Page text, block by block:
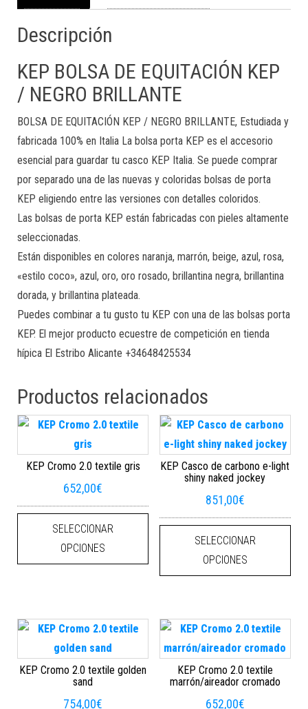
Descripción
KEP BOLSA DE EQUITACIÓN KEP
/ NEGRO BRILLANTE
BOLSA DE EQUITACIÓN KEP / NEGRO BRILLANTE, Estudiada y
fabricada 100% en Italia La bolsa porta KEP es el accesorio
esencial para guardar tu casco KEP Italia. Se puede comprar
por separado una de las nuevas y coloridas bolsas de porta
KEP eligiendo entre las versiones con detalles coloridos.
Las bolsas de porta KEP están fabricadas con pieles altamente
seleccionadas.
Están disponibles en colores naranja, marrón, beige, azul, rosa,
«estilo coco», azul, oro, oro rosado, brillantina negra, brillantina
dorada, y brillantina plateada.
Puedes combinar a tu gusto tu KEP con una de las bolsas porta
KEP. El mejor producto ecuestre de competición en tienda
hípica El Estribo Alicante +34648425534
Productos relacionados
KEP Cromo 2.0 textile gris
652,00€
SELECCIONAR
OPCIONES
Este producto tiene múltiples
KEP Casco de carbono e-light
shiny naked jockey
851,00€
SELECCIONAR
OPCIONES
KEP Cromo 2.0 textile golden
sand
754,00€
KEP Cromo 2.0 textile
marrón/aireador cromado
652,00€